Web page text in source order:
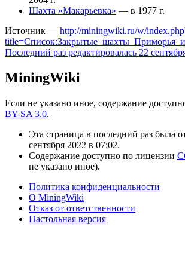
Шахта «Макарьевка» — в 1977 г.
Источник — http://miningwiki.ru/w/
Последний раз редактировалась 22
MiningWiki
Если не указано иное, содержание
BY-SA 3.0.
Эта страница в последний раз была
сентября 2022 в 07:02.
Содержание доступно по лицензии
не указано иное).
Политика конфиденциальности
О MiningWiki
Отказ от ответственности
Настольная версия